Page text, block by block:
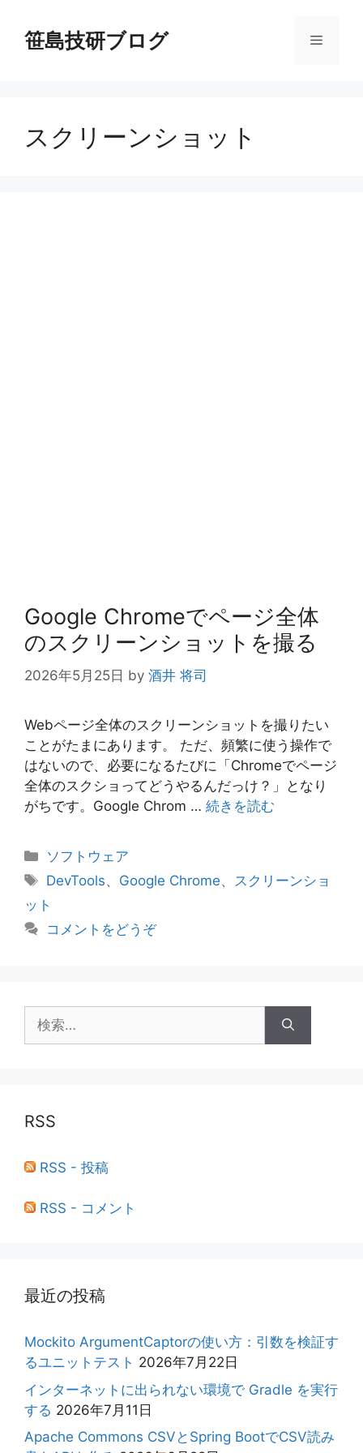
笹島技研ブログ メ
スクリーンショット
Google Chromeでページ全体
のスクリーンショットを撮る
2026年5月25日 by 酒井 将司
Webページ全体のスクリーンショットを撮りたい
ことがたまにあります。 ただ、頻繁に使う操作で
はないので、必要になるたびに「Chromeでページ
全体のスクショってどうやるんだっけ？」となり
がちです。Google Chrom … 続きを読む
カ
テ
ー
ソフトウェア
タ
DevTools、 Google Chrome、
スクリーンショ
ット
コメントをどうぞ
索:
RSS
RSS - 投稿
RSS - コメント
最近の投稿
Mockito ArgumentCaptorの使い方：引数を検証す
るユニットテスト 2026年7月22日
インターネットに出られない環境で Gradle を実行
する 2026年7月11日
Apache Commons CSVとSpring BootでCSV読み